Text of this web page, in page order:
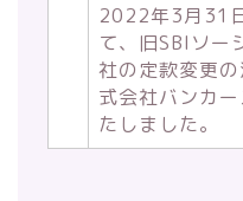
2022年3月31
て、旧SBIソー
社の定款変更
式会社バンカ
たしました。